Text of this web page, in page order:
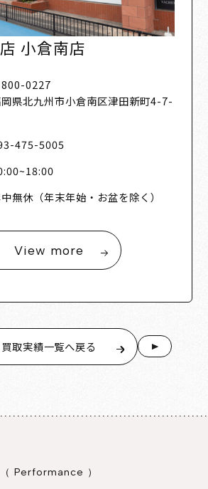
小倉南店
800-0227
県北九州市小倉南区津田新町4-7-
475-5005
無休（年末年始・お盆を除く）
View more
買取実績一覧へ戻る
（ Performance ）